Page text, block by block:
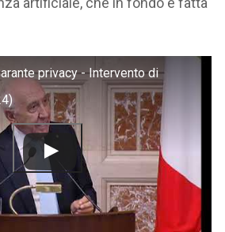
privacy - Intervento di